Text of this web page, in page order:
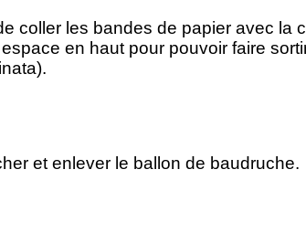
coller les bandes de papier avec la
en haut pour pouvoir faire
et enlever le ballon de baudruche.